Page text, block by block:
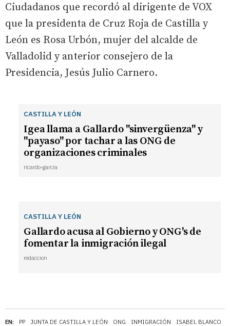
EN: PP JUNTA DE CASTILLA Y LEÓN ONG INMIGRACIÓN ISABEL BLANCO
Ciudadanos que recordó al dirigente de VOX
que la presidenta de Cruz Roja de Castilla y
León es Rosa Urbón, mujer del alcalde de
Valladolid y anterior consejero de la
Presidencia, Jesús Julio Carnero.
CASTILLA Y LEÓN
Igea llama a Gallardo "sinvergüenza" y
"payaso" por tachar a las ONG de
organizaciones criminales
ricardo-garcia
CASTILLA Y LEÓN
Gallardo acusa al Gobierno y ONG's de
fomentar la inmigración ilegal
redaccion